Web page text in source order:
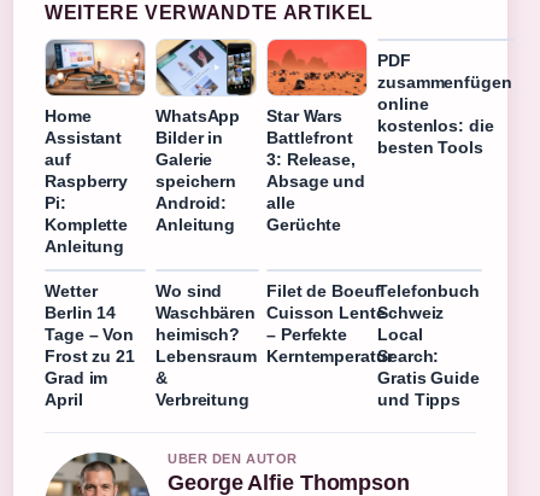
WEITERE VERWANDTE ARTIKEL
Home
Assistant
auf
Raspberry
Pi:
Komplette
Anleitung
WhatsApp
Bilder in
Galerie
speichern
Android:
Anleitung
Star Wars
Battlefront
3: Release,
Absage und
alle
Gerüchte
PDF
zusammenfügen
online
kostenlos: die
besten Tools
Wetter
Berlin 14
Tage – Von
Frost zu 21
Grad im
April
Wo sind
Waschbären
heimisch?
Lebensraum
&
Verbreitung
Filet de Boeuf
Cuisson Lente
– Perfekte
Kerntemperatur
Telefonbuch
Schweiz
Local
Search:
Gratis Guide
und Tipps
UBER DEN AUTOR
George Alfie Thompson